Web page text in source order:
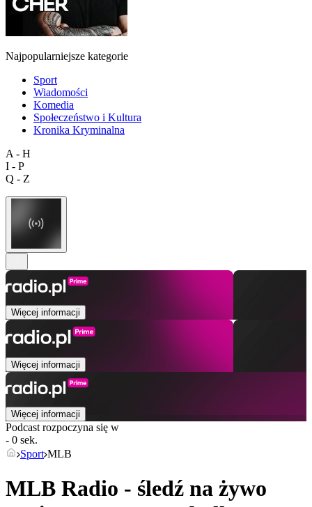
Najpopularniejsze kategorie
Sport
Wiadomości
Komedia
Społeczeństwo i Kultura
Kronika Kryminalna
A - H
I - P
Q - Z
Więcej informacji
Więcej informacji
Więcej informacji
Podcast rozpoczyna się w
- 0 sek.
Sport MLB
MLB Radio - śledź na żywo